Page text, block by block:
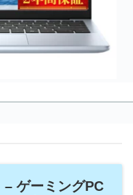
ゲーミングPC